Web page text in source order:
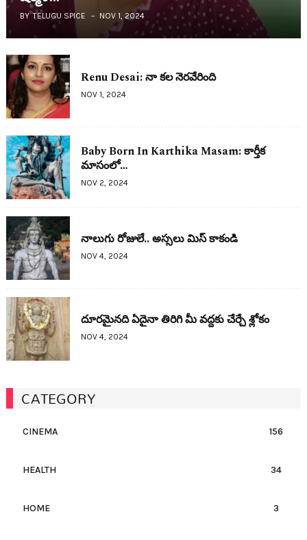
BY TELUGU SPICE NOV 1, 2024
Renu Desai: నా క‌ల నెర‌వేరింది
NOV 1, 2024
Baby Born In Karthika Masam: కార్తీక
మాసంలో…
NOV 2, 2024
నాలుగు రోజులే.. అస్స‌లు మిస్ కాకండి
NOV 4, 2024
దూరమైనది ఏదైనా తిరిగి మీ వద్దకు చేర్చే శ్లోకం
NOV 4, 2024
CATEGORY
CINEMA 156
HEALTH 34
HOME 3